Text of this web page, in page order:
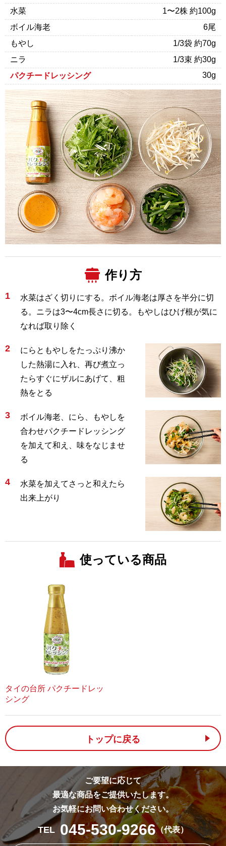
水菜
1〜2株 約100g
ボイル海老
6尾
もやし
1/3袋 約70g
ニラ
1/3束 約30g
パクチードレッシング
30g
作り方
1
水菜はざく切りにする。ボイル海老は厚さを半分に切
る。ニラは3〜4cm長さに切る。もやしはひげ根が気に
なれば取り除く
2
にらともやしをたっぷり沸か
した熱湯に入れ、再び煮立っ
たらすぐにザルにあげて、粗
熱をとる
3
ボイル海老、にら、もやしを
合わせパクチードレッシング
を加えて和え、味をなじませ
る
4
水菜を加えてさっと和えたら
出来上がり
使っている商品
タイの台所 パクチードレッ
シング
トップに戻る
ご要望に応じて
最適な商品をご提供いたします。
お気軽にお問い合わせください。
TEL 045-530-9266（代表）